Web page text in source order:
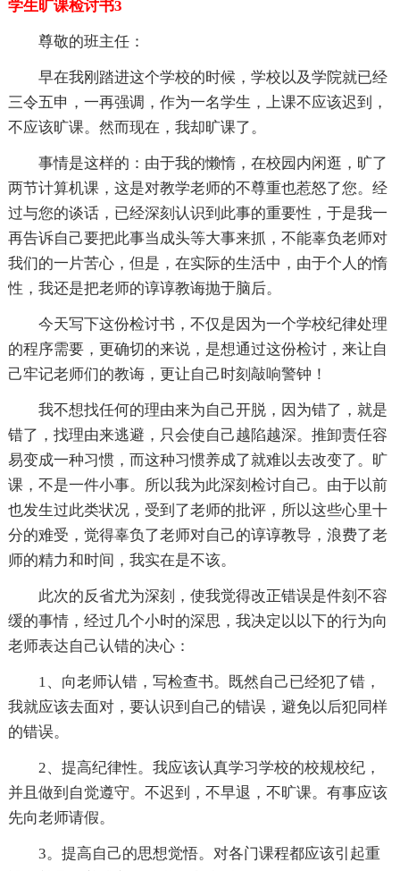
学生旷课检讨书3
尊敬的班主任：
早在我刚踏进这个学校的时候，学校以及学院就已经
三令五申，一再强调，作为一名学生，上课不应该迟到，
不应该旷课。然而现在，我却旷课了。
事情是这样的：由于我的懒惰，在校园内闲逛，旷了
两节计算机课，这是对教学老师的不尊重也惹怒了您。经
过与您的谈话，已经深刻认识到此事的重要性，于是我一
再告诉自己要把此事当成头等大事来抓，不能辜负老师对
我们的一片苦心，但是，在实际的生活中，由于个人的惰
性，我还是把老师的谆谆教诲抛于脑后。
今天写下这份检讨书，不仅是因为一个学校纪律处理
的程序需要，更确切的来说，是想通过这份检讨，来让自
己牢记老师们的教诲，更让自己时刻敲响警钟！
我不想找任何的理由来为自己开脱，因为错了，就是
错了，找理由来逃避，只会使自己越陷越深。推卸责任容
易变成一种习惯，而这种习惯养成了就难以去改变了。旷
课，不是一件小事。所以我为此深刻检讨自己。由于以前
也发生过此类状况，受到了老师的批评，所以这些心里十
分的难受，觉得辜负了老师对自己的谆谆教导，浪费了老
师的精力和时间，我实在是不该。
此次的反省尤为深刻，使我觉得改正错误是件刻不容
缓的事情，经过几个小时的深思，我决定以以下的行为向
老师表达自己认错的决心：
1、向老师认错，写检查书。既然自己已经犯了错，
我就应该去面对，要认识到自己的错误，避免以后犯同样
的错误。
2、提高纪律性。我应该认真学习学校的校规校纪，
并且做到自觉遵守。不迟到，不早退，不旷课。有事应该
先向老师请假。
3。提高自己的思想觉悟。对各门课程都应该引起重